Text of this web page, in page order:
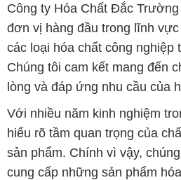
Công ty Hóa Chất Đắc
đơn vị hàng đầu trong lĩnh
các loại hóa chất công nghiệp
Chúng tôi cam kết mang đến
lòng và đáp ứng nhu cầu của
Với nhiều năm kinh nghiệm
hiểu rõ tầm quan trọng của
sản phẩm. Chính vì vậy,
cung cấp những sản phẩm